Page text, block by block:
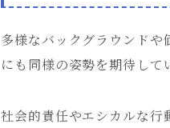
多様なバックグラウンド
にも同様の姿勢を期待して
社会的責任やエシカルな行